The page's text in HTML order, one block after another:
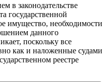
в законодательстве
государственной
имущество, необходимости
данного
поскольку все
как и наложенные судами
реестре